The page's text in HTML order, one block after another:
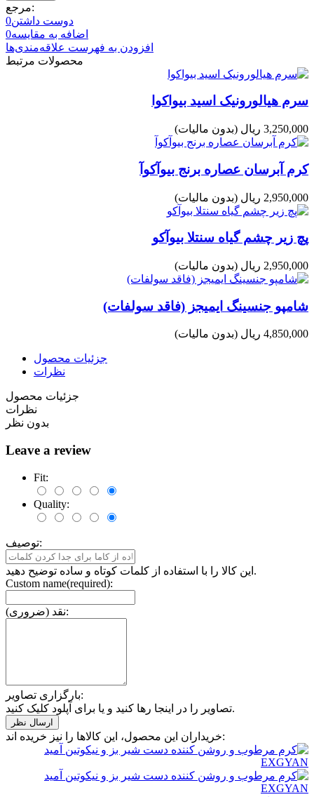
مرجع:
دوست داشتن0
اضافه به مقایسه0
افزودن به فهرست علاقه‌مندی‌ها
محصولات مرتبط
سرم هیالورونیک اسید بیواکوا
3,250,000 ریال (بدون مالیات)
کرم آبرسان عصاره برنج بیوآکوآ
2,950,000 ریال (بدون مالیات)
پچ زیر چشم گیاه سنتلا بیوآکو
2,950,000 ریال (بدون مالیات)
شامپو جنسینگ ایمیجز (فاقد سولفات)
4,850,000 ریال (بدون مالیات)
جزئیات محصول
نظرات
جزئیات محصول
نظرات
بدون نظر
Leave a review
Fit:
Quality:
توصیف:
این کالا را با استفاده از کلمات کوتاه و ساده توضیح دهید.
Custom name(required):
نقد (ضروری):
بارگزاری تصاویر:
تصاویر را در اینجا رها کنید و یا برای آپلود کلیک کنید.
خریداران این محصول، این کالاها را نیز خریده اند: